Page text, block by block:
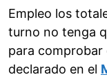
Empleo los
turno no tenga
para comprobar
declarado en el